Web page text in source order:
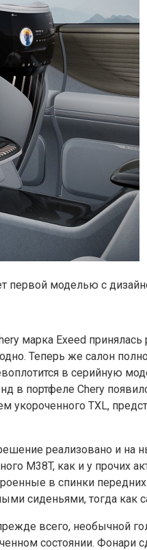
первой моделью с
марка Exeed
Теперь же салон
в серийную
в портфеле Chery
укороченного TXL,
реализовано и
M38T, как и у прочих
в спинки
сиденьями, тогда как
всего, необычной
состоянии. Фонари